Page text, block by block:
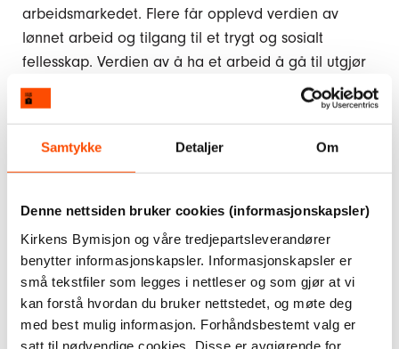
Samtykke Detaljer Om
Denne nettsiden bruker cookies (informasjonskapsler)
Kirkens Bymisjon og våre tredjepartsleverandører
benytter informasjonskapsler. Informasjonskapsler er
små tekstfiler som legges i nettleser og som gjør at vi
kan forstå hvordan du bruker nettstedet, og møte deg
med best mulig informasjon. Forhåndsbestemt valg er
satt til nødvendige cookies. Disse er avgjørende for
arbeidsmarkedet. Flere får opplevd verdien av
lønnet arbeid og tilgang til et trygt og sosialt
fellesskap. Verdien av å ha et arbeid å gå til utgjør
en positiv forskjell i livet til mange mennesker.
Dette produktet er laget ved verkstedet vårt i
Kristiansand
Kr 98,–
Leppepomade
bivoks
antall